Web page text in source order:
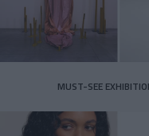
MUST-SEE